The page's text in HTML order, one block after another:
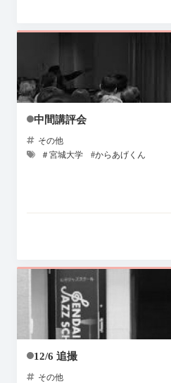
中間講評会
その他
＃宮城大学
#からあげくん
12/6 追撮
その他